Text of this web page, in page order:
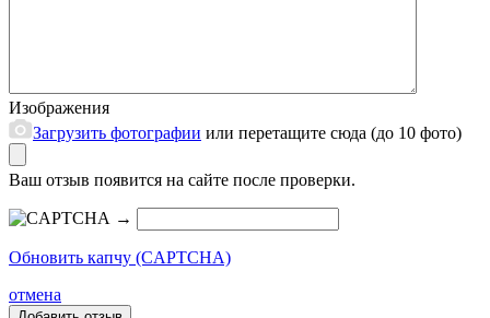
Изображения
Загрузить фотографии или перетащите сюда (до 10 фото)
Ваш отзыв появится на сайте после проверки.
→
Обновить капчу (CAPTCHA)
отмена